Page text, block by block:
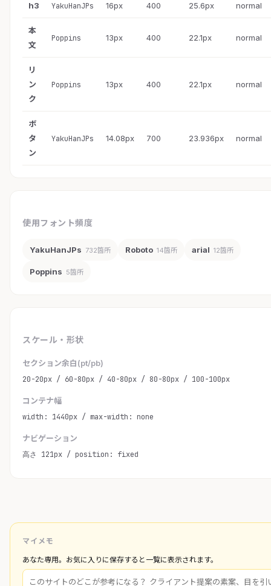
h3 YakuHanJPs 16px 400 25.6px normal
本
文
Poppins 13px 400 22.1px normal
リ
ン
ク
Poppins 13px 400 22.1px normal
ボ
タ
ン
YakuHanJPs 14.08px 700 23.936px normal
使用フォント頻度
YakuHanJPs 732箇所 Roboto 14箇所 arial 12箇所
Poppins 5箇所
スケール・形状
セクション余白(pt/pb)
20-20px / 60-80px / 40-80px / 80-80px / 100-100px
コンテナ幅
width: 1440px / max-width: none
ナビゲーション
高さ 121px / position: fixed
マイメモ
あなた専用。お気に入りに保存すると一覧に表示されます。